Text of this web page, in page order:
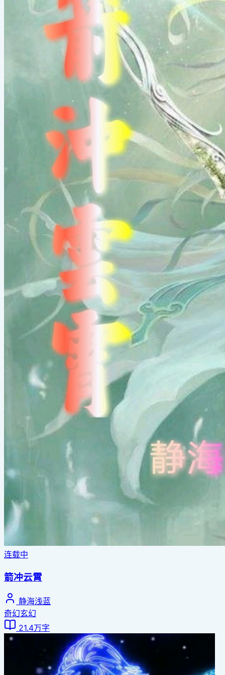
连载中
箭冲云霄
静海浅蓝
奇幻玄幻
21.4万字